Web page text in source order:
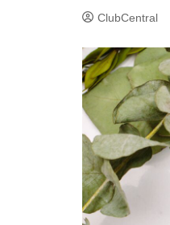
ClubCentral